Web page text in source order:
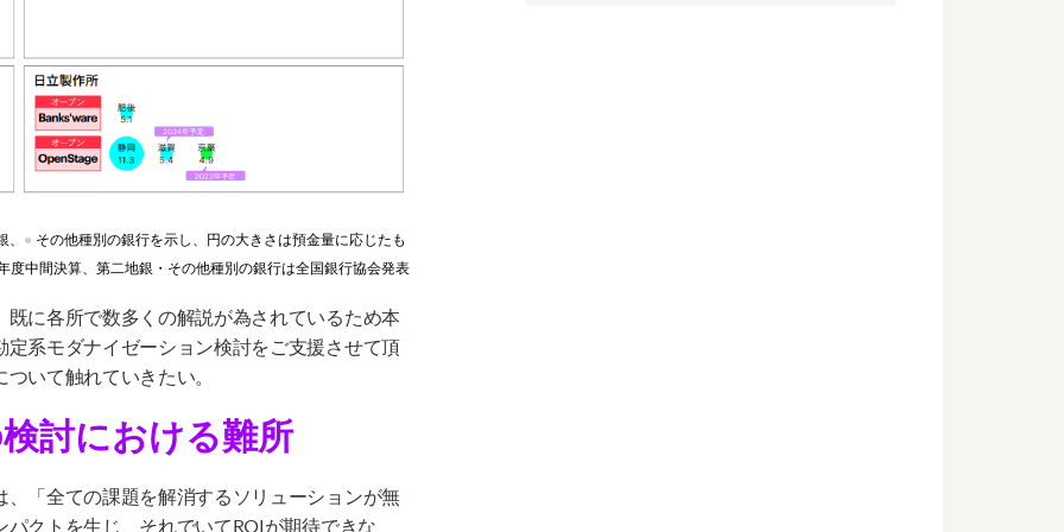
● その他種別の銀行を示し、円の大きさは預金量に応じたも
中間決算、第二地銀・その他種別の銀行は全国銀行協会発表
に各所で数多くの解説が為されているため本
系モダナイゼーション検討をご支援させて頂
いて触れていきたい。
討における難所
「全ての課題を解消するソリューションが無
クトを生じ、それでいてROIが期待できな